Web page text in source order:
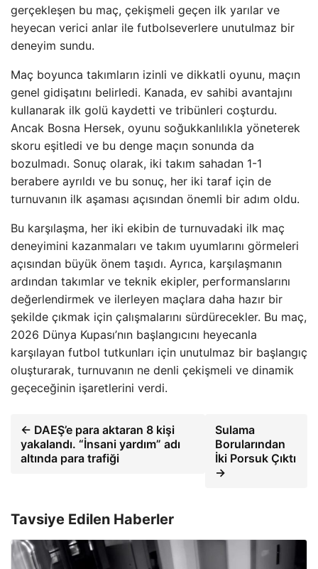
gerçekleşen bu maç, çekişmeli geçen ilk yarılar ve
heyecan verici anlar ile futbolseverlere unutulmaz bir
deneyim sundu.
Maç boyunca takımların izinli ve dikkatli oyunu, maçın
genel gidişatını belirledi. Kanada, ev sahibi avantajını
kullanarak ilk golü kaydetti ve tribünleri coşturdu.
Ancak Bosna Hersek, oyunu soğukkanlılıkla yöneterek
skoru eşitledi ve bu denge maçın sonunda da
bozulmadı. Sonuç olarak, iki takım sahadan 1-1
berabere ayrıldı ve bu sonuç, her iki taraf için de
turnuvanın ilk aşaması açısından önemli bir adım oldu.
Bu karşılaşma, her iki ekibin de turnuvadaki ilk maç
deneyimini kazanmaları ve takım uyumlarını görmeleri
açısından büyük önem taşıdı. Ayrıca, karşılaşmanın
ardından takımlar ve teknik ekipler, performanslarını
değerlendirmek ve ilerleyen maçlara daha hazır bir
şekilde çıkmak için çalışmalarını sürdürecekler. Bu maç,
2026 Dünya Kupası’nın başlangıcını heyecanla
karşılayan futbol tutkunları için unutulmaz bir başlangıç
oluşturarak, turnuvanın ne denli çekişmeli ve dinamik
geçeceğinin işaretlerini verdi.
← DAEŞ’e para aktaran 8 kişi
yakalandı. “İnsani yardım” adı
altında para trafiği
Sulama
Borularından
İki Porsuk Çıktı
→
Tavsiye Edilen Haberler